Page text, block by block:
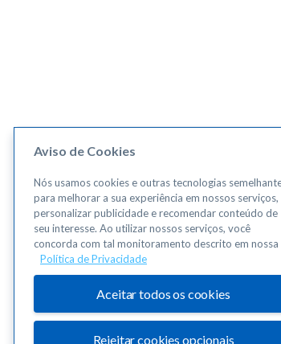
Aviso de Cookies
Nós usamos cookies e outras tecnologias
para melhorar a sua experiência em nossos serviços,
personalizar publicidade e recomendar conteúdo de
seu interesse. Ao utilizar nossos serviços, você
concorda com tal monitoramento descrito em nossa
Política de Privacidade
Aceitar todos os cookies
Rejeitar cookies opcionais